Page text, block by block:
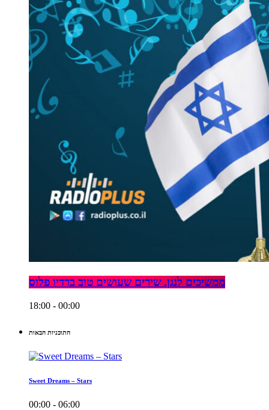
ממשיכים לנגן. שירים שעושים טוב ברדיו פלוס
18:00 - 00:00
התוכניות הבאות
Sweet Dreams – Stars
00:00 - 06:00